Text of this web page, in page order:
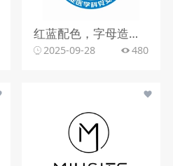
红蓝配色，字母造型，文字组合
2025-09-28 480